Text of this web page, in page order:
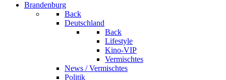
Brandenburg
Back
Deutschland
Back
Lifestyle
Kino-VIP
Vermischtes
News / Vermischtes
Politik